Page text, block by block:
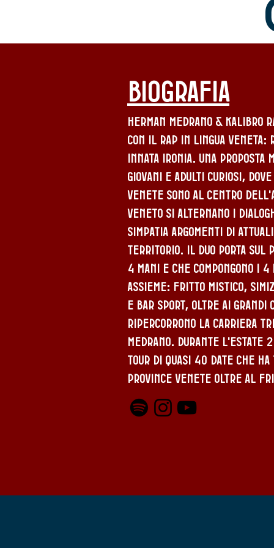
biografia
Herman Medrano & Kalibro
con il rap in lingua veneta:
innata ironia. Una proposta
giovani e adulti curiosi,
venete sono al centro
veneto si alternano i
simpatia argomenti di
territorio. Il duo porta sul
4 mani e che compongono i
assieme: Fritto Mistico,
e Bar Sport, oltre ai grandi
ripercorrono la carriera
Medrano. Durante l'estate
tour di quasi 40 date che
province venete oltre al